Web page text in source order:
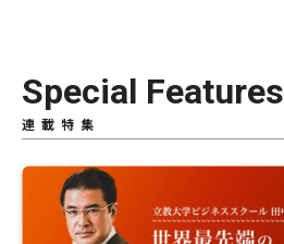
Special Features
連載特集